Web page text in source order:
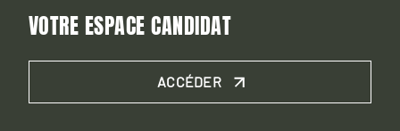
VOTRE ESPACE CANDIDAT
ACCÉDER